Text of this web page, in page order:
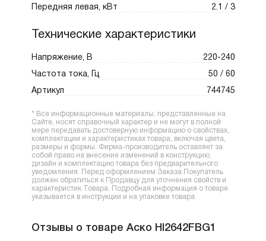
Дизайн простой, элегантный. Панель легко
устойчивой к загрязнениям и царапинам.
Передняя левая, кВт 2.1 / 3
Технические характеристики
Напряжение, В 220-240
Частота тока, Гц 50 / 60
Артикул 744745
* Все информационные материалы, представленные на
Сайте, носят справочный характер и не могут в полной
мере передавать достоверную информацию о свойствах,
комплектации и характеристиках товара, включая цвета,
размеры и формы. Фирма-производитель оставляет за
собой право на внесение изменений в конструкцию,
дизайн и комплектацию товара без предварительного
уведомления. Перед оформлением Заказа Покупатель
должен обратиться к Продавцу для уточнения свойств и
характеристик Товара. Подробная информация о товаре
указывается в инструкции и на упаковке товара.
Отзывы о товаре Аско HI2642FBG1